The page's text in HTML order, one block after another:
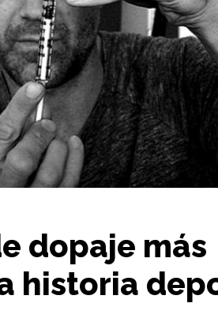
dopaje más
historia